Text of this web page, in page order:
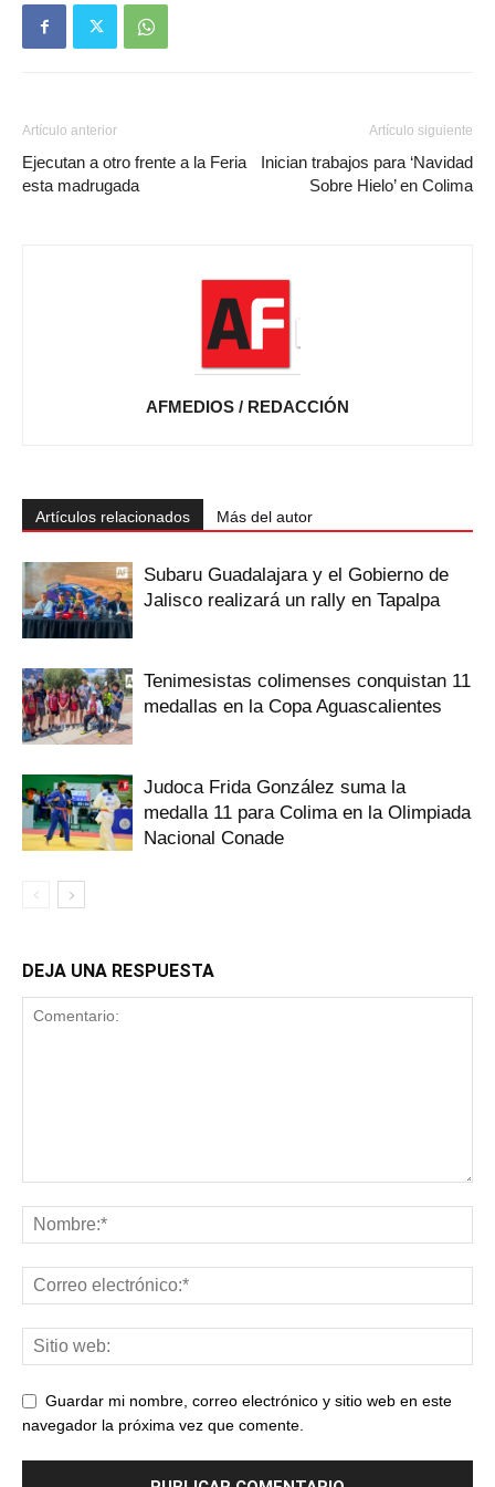
Artículo anterior
Ejecutan a otro frente a la Feria
esta madrugada
Artículo siguiente
Inician trabajos para ‘Navidad
Sobre Hielo’ en Colima
AFMEDIOS / REDACCIÓN
Artículos relacionados Más del autor
Subaru Guadalajara y el Gobierno de
Jalisco realizará un rally en Tapalpa
Tenimesistas colimenses conquistan 11
medallas en la Copa Aguascalientes
Judoca Frida González suma la
medalla 11 para Colima en la Olimpiada
Nacional Conade
DEJA UNA RESPUESTA
Guardar mi nombre, correo electrónico y sitio web en este
navegador la próxima vez que comente.